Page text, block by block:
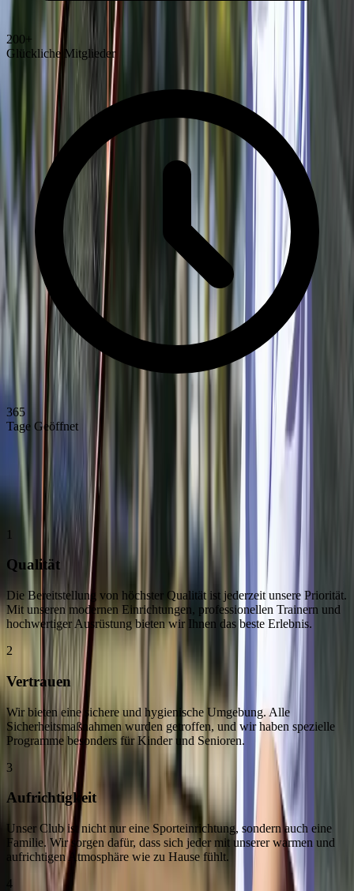
200+
Glückliche Mitglieder
365
Tage Geöffnet
Unsere Werte
Unsere Prinzipien und Werte
Die Grundwerte, die wir als Ace Tennis Club vertreten
1
Qualität
Die Bereitstellung von höchster Qualität ist jederzeit unsere Priorität.
Mit unseren modernen Einrichtungen, professionellen Trainern und
hochwertiger Ausrüstung bieten wir Ihnen das beste Erlebnis.
2
Vertrauen
Wir bieten eine sichere und hygienische Umgebung. Alle
Sicherheitsmaßnahmen wurden getroffen, und wir haben spezielle
Programme besonders für Kinder und Senioren.
3
Aufrichtigkeit
Unser Club ist nicht nur eine Sporteinrichtung, sondern auch eine
Familie. Wir sorgen dafür, dass sich jeder mit unserer warmen und
aufrichtigen Atmosphäre wie zu Hause fühlt.
4